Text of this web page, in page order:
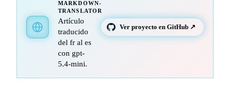
MARKDOWN-
TRANSLATOR
Artículo
traducido
del fr al es
con gpt-
5.4-mini.
Ver proyecto en GitHub ↗